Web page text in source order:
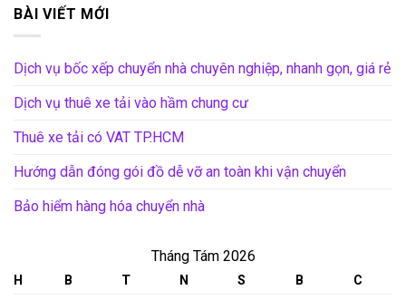
BÀI VIẾT MỚI
Dịch vụ bốc xếp chuyển nhà chuyên nghiệp, nhanh gọn, giá rẻ
Dịch vụ thuê xe tải vào hầm chung cư
Thuê xe tải có VAT TP.HCM
Hướng dẫn đóng gói đồ dễ vỡ an toàn khi vận chuyển
Bảo hiểm hàng hóa chuyển nhà
Tháng Tám 2026
H B T N S B
C